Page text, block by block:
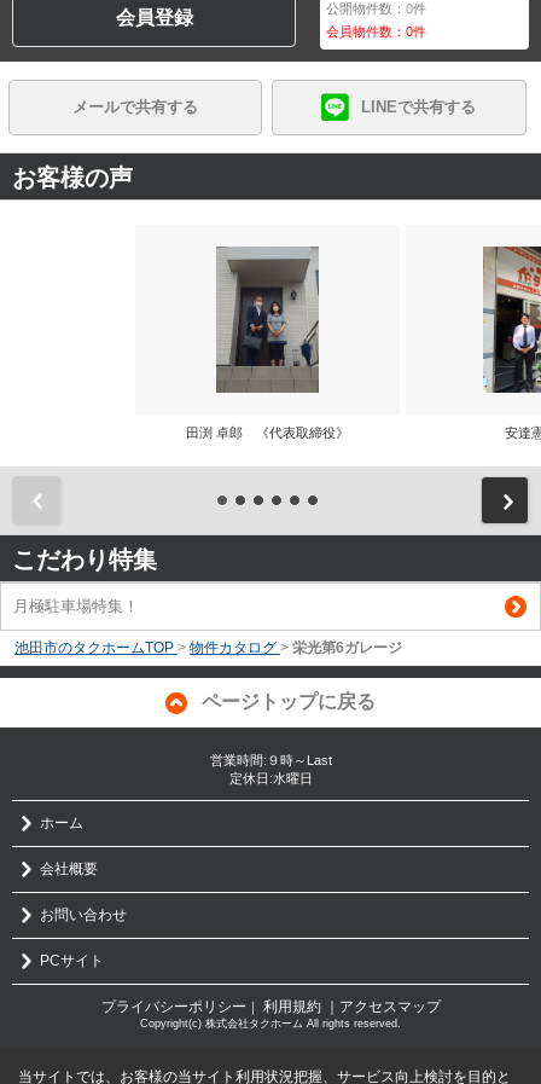
会員登録 公開物件数：0件
会員物件数：0件
メールで共有する LINEで共有する
お客様の声
田渕 卓郎 《代表取締役》 安達
こだわり特集
月極駐車場特集！
池田市のタクホームTOP > 物件カタログ > 栄光第6ガレージ
ページトップに戻る
営業時間:９時～Last
定休日:水曜日
ホーム
会社概要
お問い合わせ
PCサイト
プライバシーポリシー 利用規約 ｜アクセスマップ
Copyright(c) 株式会社タクホーム All rights reserved.
当サイトでは、お客様の当サイト利用状況把握、サービス向上検討を目的と